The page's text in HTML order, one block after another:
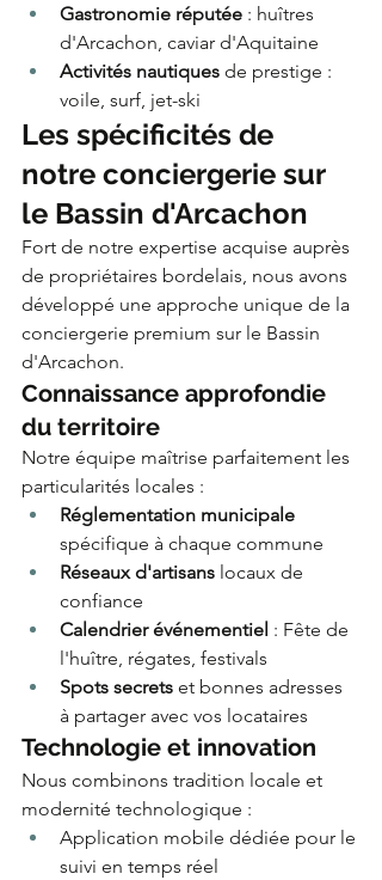
Gastronomie réputée : huîtres
d'Arcachon, caviar d'Aquitaine
Activités nautiques de prestige :
voile, surf, jet-ski
Les spécificités de
notre conciergerie sur
le Bassin d'Arcachon
Fort de notre expertise acquise auprès
de propriétaires bordelais, nous avons
développé une approche unique de la
conciergerie premium sur le Bassin
d'Arcachon.
Connaissance approfondie
du territoire
Notre équipe maîtrise parfaitement les
particularités locales :
Réglementation municipale
spécifique à chaque commune
Réseaux d'artisans locaux de
confiance
Calendrier événementiel : Fête de
l'huître, régates, festivals
Spots secrets et bonnes adresses
à partager avec vos locataires
Technologie et innovation
Nous combinons tradition locale et
modernité technologique :
Application mobile dédiée pour le
suivi en temps réel